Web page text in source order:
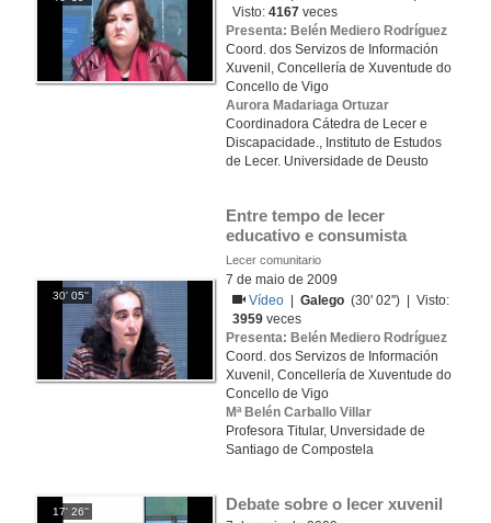
Visto:4167 veces
Presenta: Belén Mediero Rodríguez
Coord. dos Servizos de Información
Xuvenil, Concellería de Xuventude do
Concello de Vigo
Aurora Madariaga Ortuzar
Coordinadora Cátedra de Lecer e
Discapacidade., Instituto de Estudos
de Lecer. Universidade de Deusto
30' 05''
Entre tempo de lecer
educativo e consumista
Lecer comunitario
7 de maio de 2009
Vídeo
|Galego (30' 02'') | Visto:
3959 veces
Presenta: Belén Mediero Rodríguez
Coord. dos Servizos de Información
Xuvenil, Concellería de Xuventude do
Concello de Vigo
Mª Belén Carballo Villar
Profesora Titular, Unversidade de
Santiago de Compostela
17' 26'' Debate sobre o lecer xuvenil